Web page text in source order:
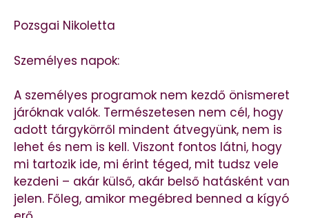
Pozsgai Nikoletta
Személyes napok:
A személyes programok nem kezdő önismeret
járóknak valók. Természetesen nem cél, hogy
adott tárgykörről mindent átvegyünk, nem is
lehet és nem is kell. Viszont fontos látni, hogy
mi tartozik ide, mi érint téged, mit tudsz vele
kezdeni – akár külső, akár belső hatásként van
jelen. Főleg, amikor megébred benned a kígyó